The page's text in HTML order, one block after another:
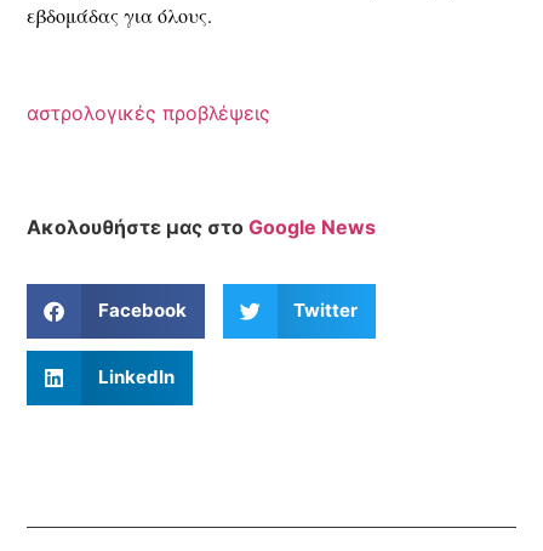
εβδομάδας για όλους.
αστρολογικές προβλέψεις
Ακολουθήστε μας στοGoogle News
Facebook Twitter
LinkedIn